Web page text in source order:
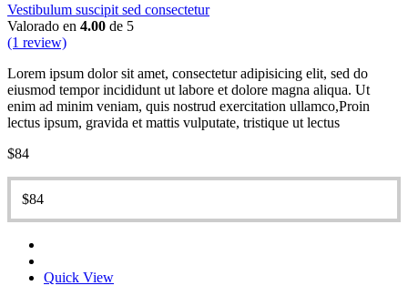
Vestibulum suscipit sed consectetur
Valorado en 4.00 de 5
(1 review)
Lorem ipsum dolor sit amet, consectetur adipisicing elit, sed do
eiusmod tempor incididunt ut labore et dolore magna aliqua. Ut
enim ad minim veniam, quis nostrud exercitation ullamco,Proin
lectus ipsum, gravida et mattis vulputate, tristique ut lectus
$84
$84
Quick View